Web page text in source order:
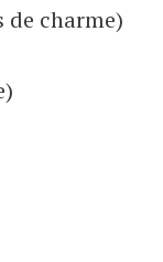
de charme)